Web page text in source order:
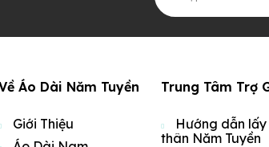
Áo Dài Năm Tuyền
Giới Thiệu
Trung Tâm Trợ
Hướng dẫn
thân Năm Tuyền